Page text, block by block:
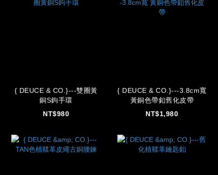
{ DEUCE & CO.}---雙圈黃
銅S鉤手環
NT$980
{ DEUCE & CO.}---3.8cm寬
黃銅色帶釦舊化皮帶
NT$1,980